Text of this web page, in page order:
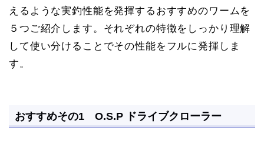
えるような実釣性能を発揮するおすすめのワームを
５つご紹介します。それぞれの特徴をしっかり理解
して使い分けることでその性能をフルに発揮しま
す。
おすすめその1 O.S.P ドライブクローラー